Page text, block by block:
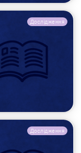
Дослідження
Дослідження